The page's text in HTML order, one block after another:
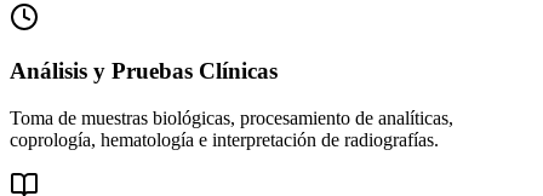
Análisis y Pruebas Clínicas
Toma de muestras biológicas, procesamiento de analíticas,
coprología, hematología e interpretación de radiografías.